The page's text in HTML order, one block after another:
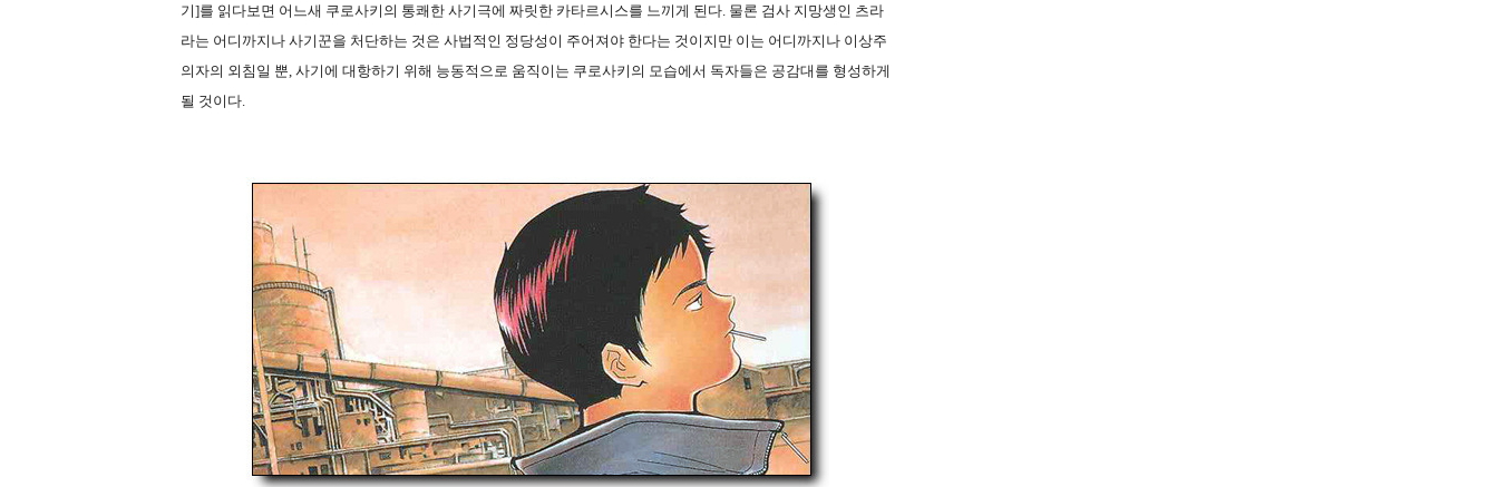
기]를 읽다보면 어느새 쿠로사키의 통쾌한 사기극에 짜릿한 카타르시스를 느끼게 된다. 물론 검사 지망생인 츠라
라는 어디까지나 사기꾼을 처단하는 것은 사법적인 정당성이 주어져야 한다는 것이지만 이는 어디까지나 이상주
의자의 외침일 뿐, 사기에 대항하기 위해 능동적으로 움직이는 쿠로사키의 모습에서 독자들은 공감대를 형성하게
될 것이다.